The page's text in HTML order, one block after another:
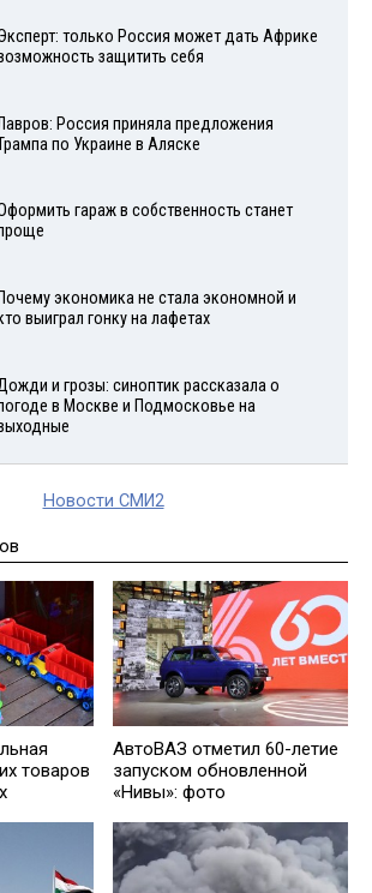
только Россия может дать Африке
защитить себя
Россия приняла предложения
по Украине в Аляске
гараж в собственность станет
Почему экономика не стала экономной и
выиграл гонку на лафетах
и грозы: синоптик рассказала о
в Москве и Подмосковье на
Новости СМИ2
товаров
АвтоВАЗ отметил 60-летие
запуском обновленной
«Нивы»: фото